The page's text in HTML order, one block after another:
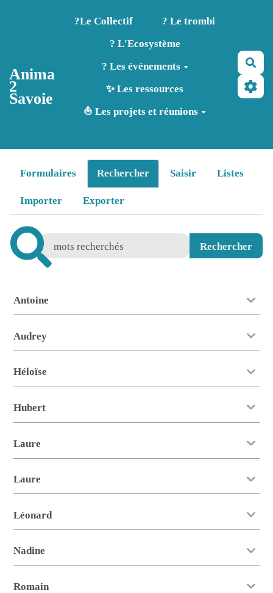
Aller au contenu principal
Anima
2
Savoie
?️Le Collectif
? Le trombi
? L'Ecosystème
? Les événements
✨ Les ressources
⛵ Les projets et réunions
Formulaires Rechercher Saisir Listes
Importer Exporter
Antoine
Audrey
Héloïse
Hubert
Laure
Laure
Léonard
Nadine
Romain